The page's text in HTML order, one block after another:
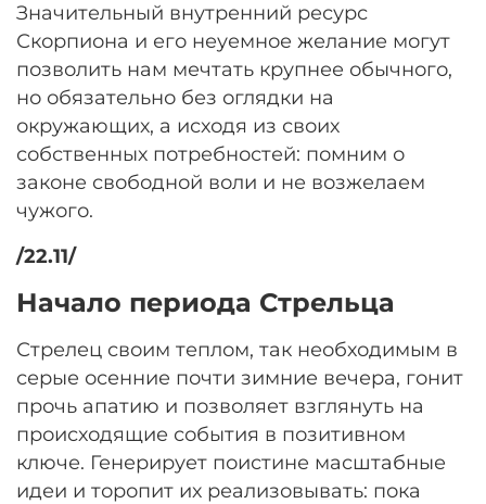
Значительный внутренний ресурс
Скорпиона и его неуемное желание могут
позволить нам мечтать крупнее обычного,
но обязательно без оглядки на
окружающих, а исходя из своих
собственных потребностей: помним о
законе свободной воли и не возжелаем
чужого.
/22.11/
Начало периода Стрельца
Стрелец своим теплом, так необходимым в
серые осенние почти зимние вечера, гонит
прочь апатию и позволяет взглянуть на
происходящие события в позитивном
ключе. Генерирует поистине масштабные
идеи и торопит их реализовывать: пока